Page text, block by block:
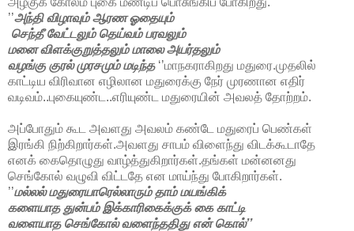
’’அந்தி விழாவும் ஆரண ஓதையும்
செந்தீ வேட்டலும் தெய்வம் பரவலும்
மனை விளக்குறுத்தலும் மாலை அயர்தலும்
வழங்கு குரல் முரசமும் மடிந்த ‘’மாநகராகிறது மதுரை.முதலில்
காட்டிய விரிவான எழிலான மதுரைக்கு நேர் முரணான எதிர்
வடிவம்..புகையுண்ட..எரியுண்ட மதுரையின் அவலத் தோற்றம்.
அப்போதும் கூட அவளது அவலம் கண்டே மதுரைப் பெண்கள்
இரங்கி நிற்கிறார்கள்.அவளது சாபம் விளைந்து விடக்கூடாதே
எனக் கைதொழுது வாழ்த்துகிறார்கள்.தங்கள் மன்னனது
செங்கோல் வழுவி விட்டதே என மாய்ந்து போகிறார்கள்.
’’மல்லல் மதுரையாரெல்லாரும் தாம் மயங்கிக்
களையாத துன்பம் இக்காரிகைக்குக் கை காட்டி
வளையாத செங்கோல் வளைந்ததிது என் கொல்’’